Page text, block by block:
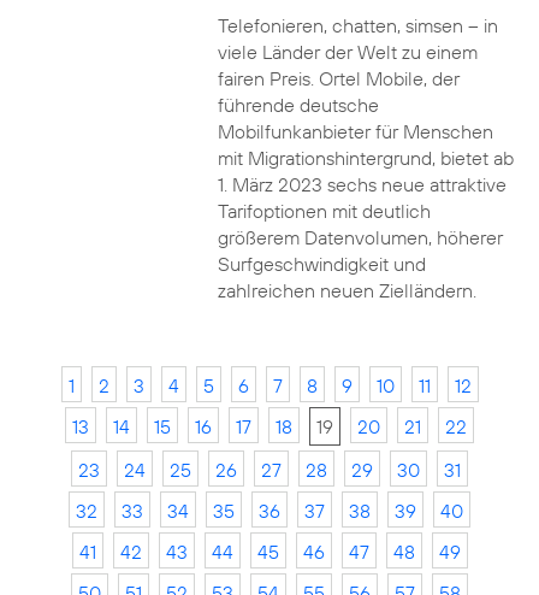
Telefonieren, chatten, simsen – in
viele Länder der Welt zu einem
fairen Preis. Ortel Mobile, der
führende deutsche
Mobilfunkanbieter für Menschen
mit Migrationshintergrund, bietet ab
1. März 2023 sechs neue attraktive
Tarifoptionen mit deutlich
größerem Datenvolumen, höherer
Surfgeschwindigkeit und
zahlreichen neuen Zielländern.
1 2 3 4 5 6 7 8 9 10 11
12
13
14 15 16 17 18 19 20 21
22
23
24 25 26 27 28 29 30
31
32
33 34 35 36 37 38 39
40
41
42 43 44 45 46 47 48
49